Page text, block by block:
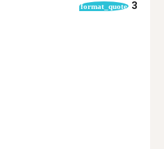
format_quote 3